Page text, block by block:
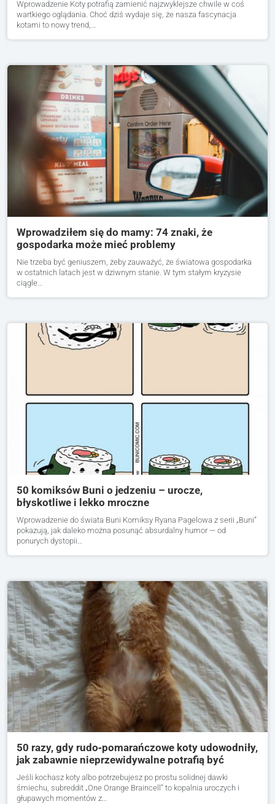
Wprowadzenie Koty potrafią zamienić najzwyklejsze chwile w coś
wartkiego oglądania. Choć dziś wydaje się, że nasza fascynacja
kotami to nowy trend,…
Wprowadziłem się do mamy: 74 znaki, że
gospodarka może mieć problemy
Nie trzeba być geniuszem, żeby zauważyć, że światowa gospodarka
w ostatnich latach jest w dziwnym stanie. W tym stałym kryzysie
ciągle…
50 komiksów Buni o jedzeniu – urocze,
błyskotliwe i lekko mroczne
Wprowadzenie do świata Buni Komiksy Ryana Pagelowa z serii „Buni”
pokazują, jak daleko można posunąć absurdalny humor — od
ponurych dystopii…
50 razy, gdy rudo‑pomarańczowe koty udowodniły,
jak zabawnie nieprzewidywalne potrafią być
Jeśli kochasz koty albo potrzebujesz po prostu solidnej dawki
śmiechu, subreddit „One Orange Braincell” to kopalnia uroczych i
głupawych momentów z…